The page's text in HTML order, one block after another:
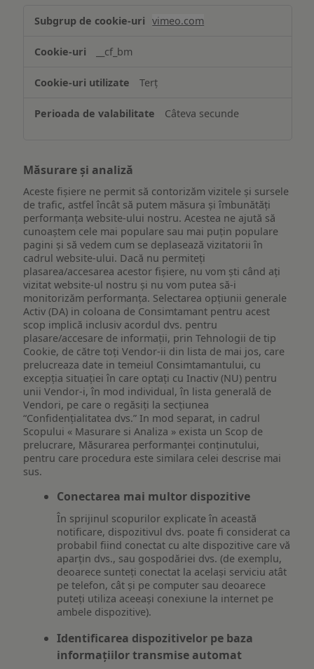
Asigurarea
funcționalităților
website-
ului
vimeo.com
__cf_bm
Terț
Câteva secunde
Măsurare și analiză
Aceste fișiere ne permit să contorizăm vizitele și sursele
de trafic, astfel încât să putem măsura și îmbunătăți
performanța website-ului nostru. Acestea ne ajută să
cunoaștem cele mai populare sau mai puțin populare
pagini și să vedem cum se deplasează vizitatorii în
cadrul website-ului. Dacă nu permiteți
plasarea/accesarea acestor fișiere, nu vom ști când ați
vizitat website-ul nostru și nu vom putea să-i
monitorizăm performanța. Selectarea opțiunii generale
Activ (DA) in coloana de Consimtamant pentru acest
scop implică inclusiv acordul dvs. pentru
plasare/accesare de informații, prin Tehnologii de tip
Cookie, de către toți Vendor-ii din lista de mai jos, care
prelucreaza date in temeiul Consimtamantului, cu
excepția situației în care optați cu Inactiv (NU) pentru
unii Vendor-i, în mod individual, în lista generală de
Vendori, pe care o regăsiți la secțiunea
“Confidențialitatea dvs.” In mod separat, in cadrul
Scopului « Masurare si Analiza » exista un Scop de
prelucrare, Măsurarea performanței conținutului,
pentru care procedura este similara celei descrise mai
sus.
Conectarea mai multor dispozitive
În sprijinul scopurilor explicate în această
notificare, dispozitivul dvs. poate fi considerat ca
probabil fiind conectat cu alte dispozitive care vă
aparțin dvs., sau gospodăriei dvs. (de exemplu,
deoarece sunteți conectat la același serviciu atât
pe telefon, cât și pe computer sau deoarece
puteți utiliza aceeași conexiune la internet pe
ambele dispozitive).
Identificarea dispozitivelor pe baza
informațiilor transmise automat